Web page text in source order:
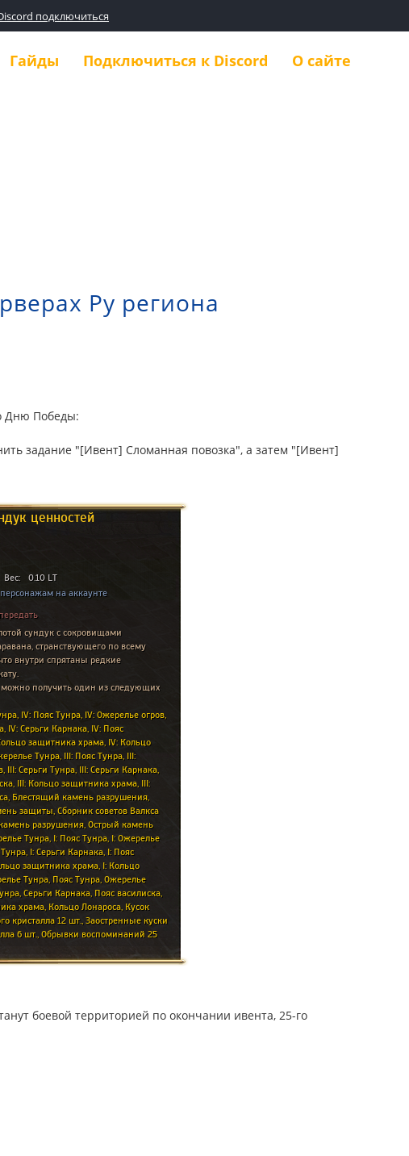
подключиться
Гайды Подключиться к Discord О сайте
Ру региона
Дню Победы:
задание "[Ивент] Сломанная повозка", а затем "[Ивент]
боевой территорией по окончании ивента, 25-го